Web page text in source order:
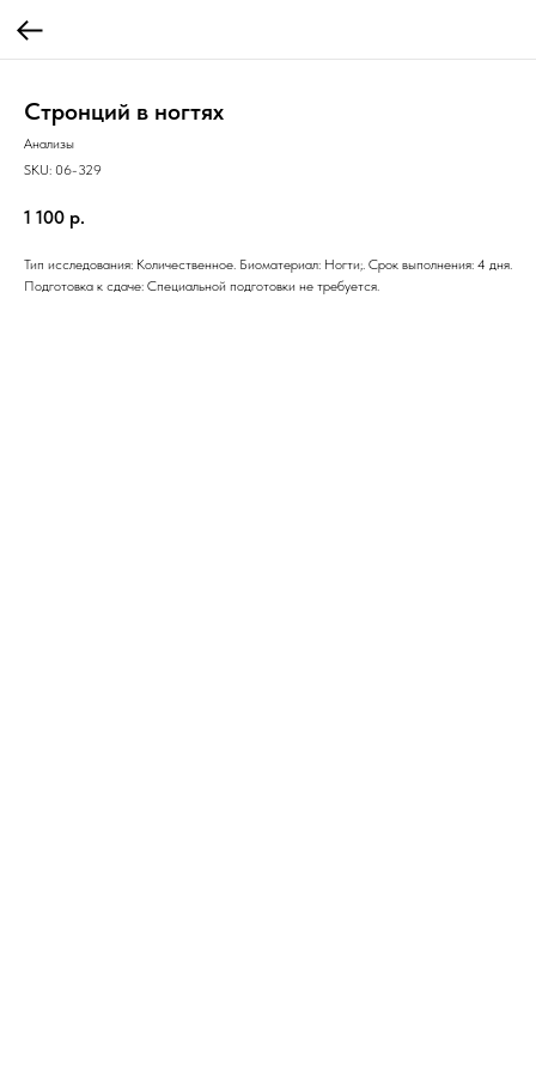
Стронций в ногтях
Анализы
SKU: 06-329
1 100 р.
Тип исследования: Количественное. Биоматериал: Ногти;. Срок выполнения: 4 дня.
Подготовка к сдаче: Специальной подготовки не требуется.